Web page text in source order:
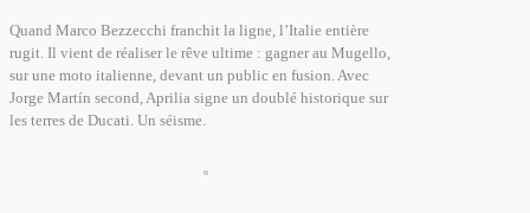
Quand Marco Bezzecchi franchit la ligne, l’Italie entière
rugit. Il vient de réaliser le rêve ultime : gagner au Mugello,
sur une moto italienne, devant un public en fusion. Avec
Jorge Martín second, Aprilia signe un doublé historique sur
les terres de Ducati. Un séisme.